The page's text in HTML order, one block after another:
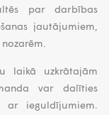
par darbības
jautājumiem,
laikā uzkrātajām
var dalīties
ar ieguldījumiem.